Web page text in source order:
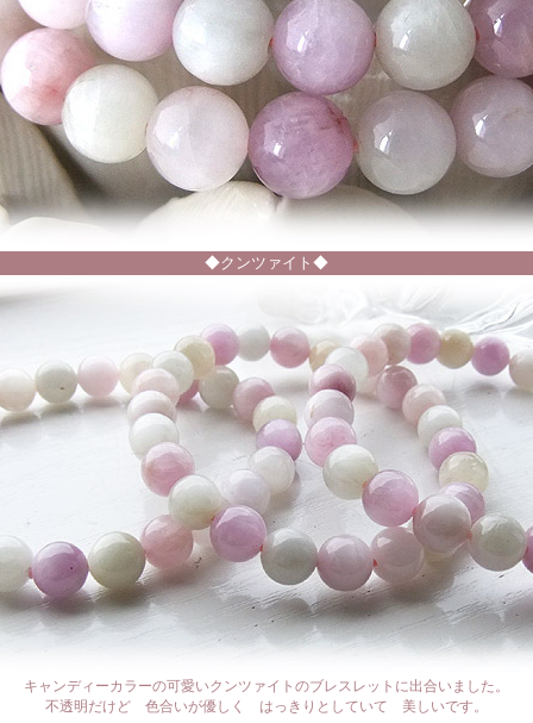
◆クンツァイト◆
キャンディーカラーの可愛いクンツァイトのブレスレットに出合いました。
不透明だけど 色合いが優しく はっきりとしていて 美しいです。